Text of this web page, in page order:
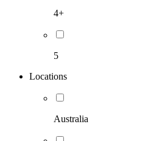
4+
5
Locations
Australia